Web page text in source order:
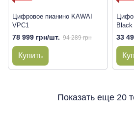
Цифровое пианино KAWAI
VPC1
78 999 грн/шт. 94 289 грн
Купить
Black
33
Показать еще 20